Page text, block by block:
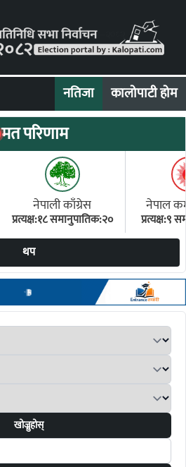
नतिजा कालोपाटी होम
मत परिणाम
नेपाली काँग्रेस
प्रत्यक्ष:१८ समानुपातिक:२०
नेपाल
प्रत्यक्ष:९
थप
खोज्नुहोस्